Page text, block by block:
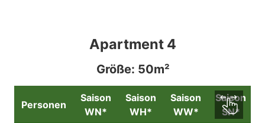
Apartment 4
Größe: 50m²
Personen
Saison
WN*
Saison
WH*
Saison
WW*
Saison
SN*